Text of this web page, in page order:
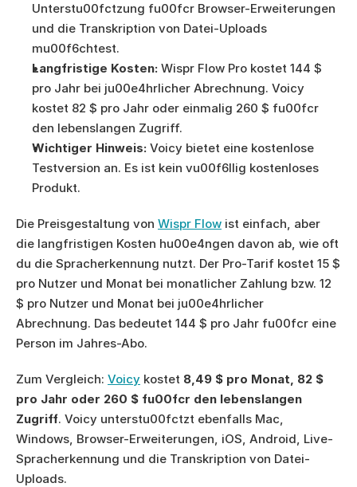
Unterstu00fctzung fu00fcr Browser-Erweiterungen
und die Transkription von Datei-Uploads
mu00f6chtest.
Langfristige Kosten: Wispr Flow Pro kostet 144 $
pro Jahr bei ju00e4hrlicher Abrechnung. Voicy
kostet 82 $ pro Jahr oder einmalig 260 $ fu00fcr
den lebenslangen Zugriff.
Wichtiger Hinweis: Voicy bietet eine kostenlose
Testversion an. Es ist kein vu00f6llig kostenloses
Produkt.
Die Preisgestaltung von Wispr Flow ist einfach, aber
die langfristigen Kosten hu00e4ngen davon ab, wie oft
du die Spracherkennung nutzt. Der Pro-Tarif kostet 15 $
pro Nutzer und Monat bei monatlicher Zahlung bzw. 12
$ pro Nutzer und Monat bei ju00e4hrlicher
Abrechnung. Das bedeutet 144 $ pro Jahr fu00fcr eine
Person im Jahres-Abo.
Zum Vergleich: Voicy kostet 8,49 $ pro Monat, 82 $
pro Jahr oder 260 $ fu00fcr den lebenslangen
Zugriff. Voicy unterstu00fctzt ebenfalls Mac,
Windows, Browser-Erweiterungen, iOS, Android, Live-
Spracherkennung und die Transkription von Datei-
Uploads.